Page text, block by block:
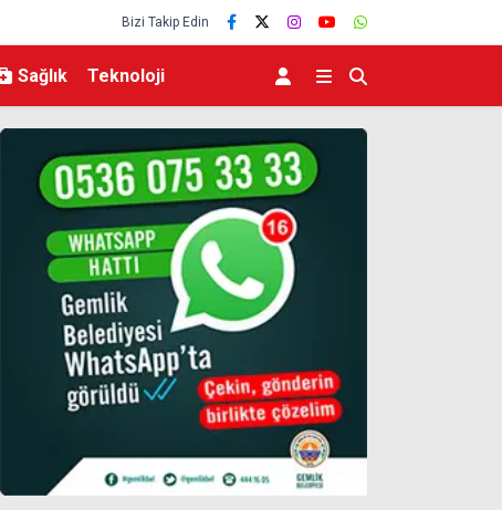
Bizi Takip Edin
Sağlık Teknoloji